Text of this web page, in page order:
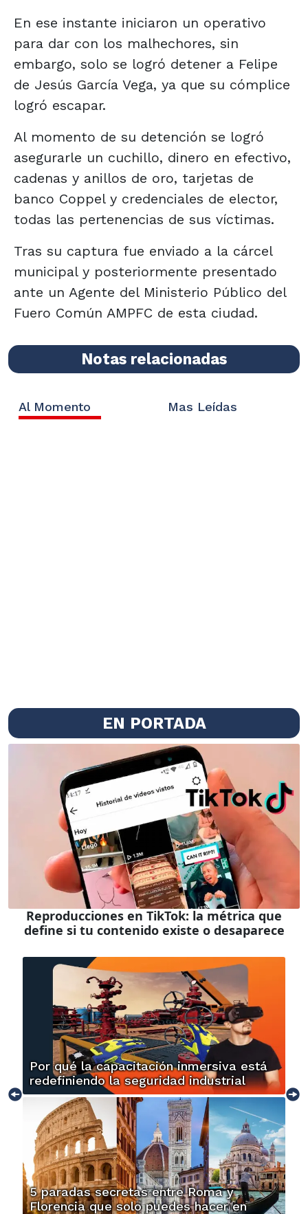
En ese instante iniciaron un operativo
para dar con los malhechores, sin
embargo, solo se logró detener a Felipe
de Jesús García Vega, ya que su cómplice
logró escapar.
Al momento de su detención se logró
asegurarle un cuchillo, dinero en efectivo,
cadenas y anillos de oro, tarjetas de
banco Coppel y credenciales de elector,
todas las pertenencias de sus víctimas.
Tras su captura fue enviado a la cárcel
municipal y posteriormente presentado
ante un Agente del Ministerio Público del
Fuero Común AMPFC de esta ciudad.
Notas relacionadas
Al Momento Mas Leídas
EN PORTADA
Reproducciones en TikTok: la métrica que
define si tu contenido existe o desaparece
Por qué la capacitación inmersiva está
redefiniendo la seguridad industrial
5 paradas secretas entre Roma y
Florencia que solo puedes hacer en